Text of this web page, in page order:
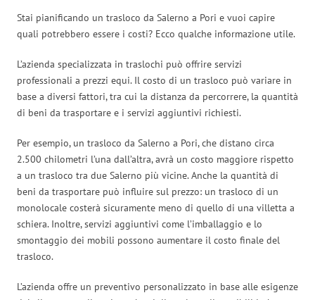
Stai pianificando un trasloco da Salerno a Pori e vuoi capire
quali potrebbero essere i costi? Ecco qualche informazione utile.
L’azienda specializzata in traslochi può offrire servizi
professionali a prezzi equi. Il costo di un trasloco può variare in
base a diversi fattori, tra cui la distanza da percorrere, la quantità
di beni da trasportare e i servizi aggiuntivi richiesti.
Per esempio, un trasloco da Salerno a Pori, che distano circa
2.500 chilometri l’una dall’altra, avrà un costo maggiore rispetto
a un trasloco tra due Salerno più vicine. Anche la quantità di
beni da trasportare può influire sul prezzo: un trasloco di un
monolocale costerà sicuramente meno di quello di una villetta a
schiera. Inoltre, servizi aggiuntivi come l’imballaggio e lo
smontaggio dei mobili possono aumentare il costo finale del
trasloco.
L’azienda offre un preventivo personalizzato in base alle esigenze